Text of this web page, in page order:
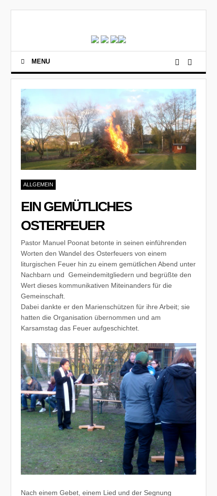
MENU
ALLGEMEIN
EIN GEMÜTLICHES
OSTERFEUER
Pastor Manuel Poonat betonte in seinen einführenden
Worten den Wandel des Osterfeuers von einem
liturgischen Feuer hin zu einem gemütlichen Abend unter
Nachbarn und Gemeindemitgliedern und begrüßte den
Wert dieses kommunikativen Miteinanders für die
Gemeinschaft.
Dabei dankte er den Marienschützen für ihre Arbeit; sie
hatten die Organisation übernommen und am
Karsamstag das Feuer aufgeschichtet.
Nach einem Gebet, einem Lied und der Segnung